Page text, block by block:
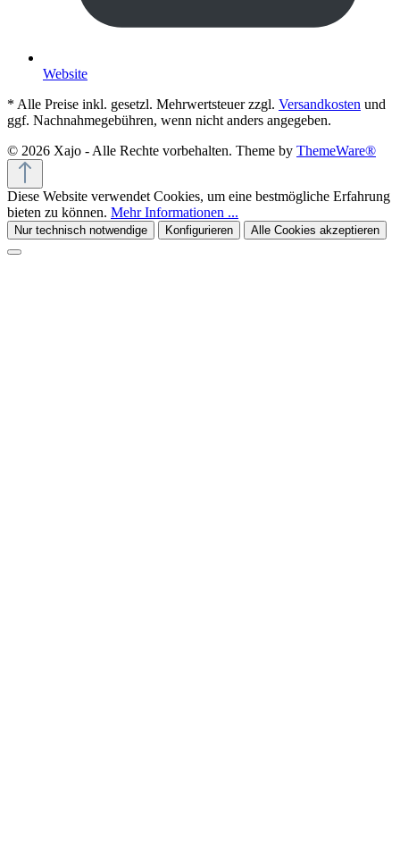
Website
* Alle Preise inkl. gesetzl. Mehrwertsteuer zzgl. Versandkosten und
ggf. Nachnahmegebühren, wenn nicht anders angegeben.
© 2026 Xajo - Alle Rechte vorbehalten. Theme by ThemeWare®
Diese Website verwendet Cookies, um eine bestmögliche Erfahrung
bieten zu können. Mehr Informationen ...
Nur technisch notwendige Konfigurieren Alle Cookies akzeptieren